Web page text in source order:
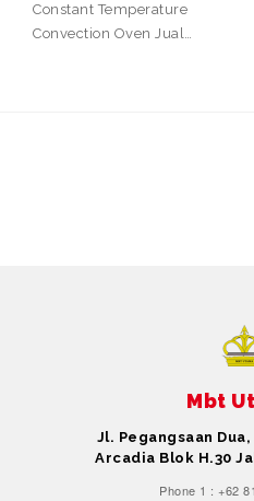
Constant Temperature
Convection Oven Jual…
Mbt
Jl. Pegangsaan
Arcadia Blok H.30
Phone 1 : +62